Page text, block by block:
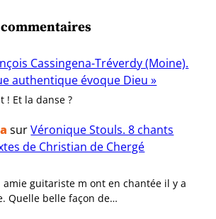
Cassingena-Tréverdy (Moine).
authentique évoque Dieu »
! Et la danse ?
surVéronique Stouls. 8 chants
de Christian de Chergé
amie guitariste m ont en chantée il y a
Quelle belle façon de…